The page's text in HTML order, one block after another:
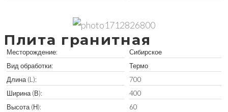
Плита гранитная
Месторождение:
Вид обработки:
Длина (L):
Ширина (В):
Высота (Н):
Сибирское
Термо
700
400
60